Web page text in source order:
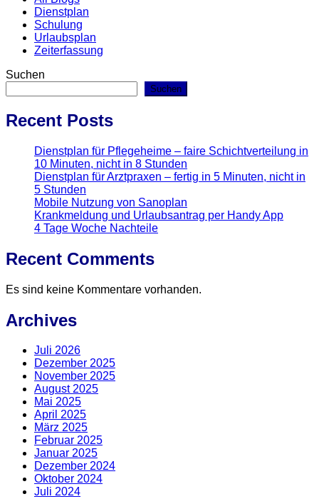
Dienstplan
Schulung
Urlaubsplan
Zeiterfassung
Suchen
Suchen
Recent Posts
Dienstplan für Pflegeheime – faire Schichtverteilung in
10 Minuten, nicht in 8 Stunden
Dienstplan für Arztpraxen – fertig in 5 Minuten, nicht in
5 Stunden
Mobile Nutzung von Sanoplan
Krankmeldung und Urlaubsantrag per Handy App
4 Tage Woche Nachteile
Recent Comments
Es sind keine Kommentare vorhanden.
Archives
Juli 2026
Dezember 2025
November 2025
August 2025
Mai 2025
April 2025
März 2025
Februar 2025
Januar 2025
Dezember 2024
Oktober 2024
Juli 2024